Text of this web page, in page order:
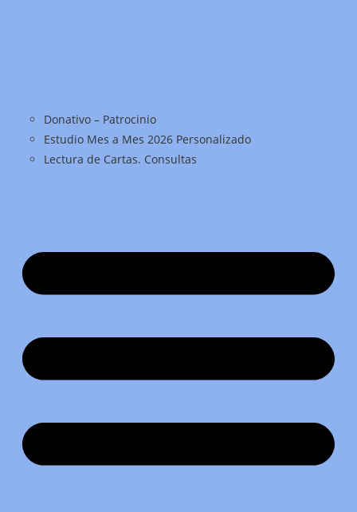
Donativo – Patrocinio
Estudio Mes a Mes 2026 Personalizado
Lectura de Cartas. Consultas